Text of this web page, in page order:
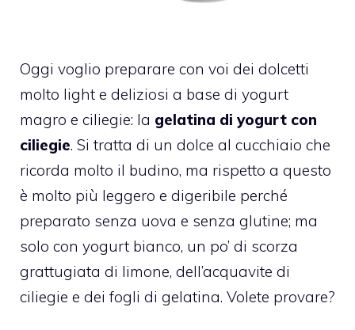
Oggi voglio preparare con voi dei dolcetti
molto light e deliziosi a base di yogurt
magro e ciliegie: la gelatina di yogurt con
ciliegie. Si tratta di un dolce al cucchiaio che
ricorda molto il budino, ma rispetto a questo
è molto più leggero e digeribile perché
preparato senza uova e senza glutine; ma
solo con yogurt bianco, un po’ di scorza
grattugiata di limone, dell’acquavite di
ciliegie e dei fogli di gelatina. Volete provare?